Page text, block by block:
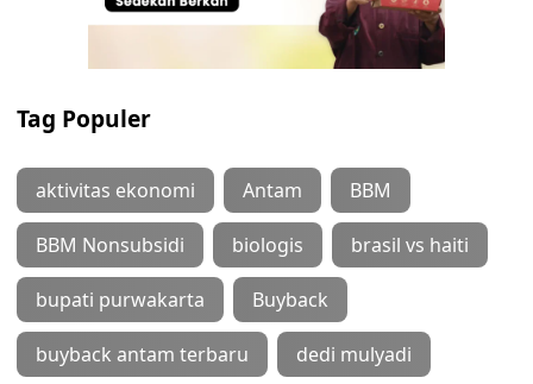
Tag Populer
aktivitas ekonomi Antam BBM
BBM Nonsubsidi biologis brasil vs haiti
bupati purwakarta Buyback
buyback antam terbaru dedi mulyadi